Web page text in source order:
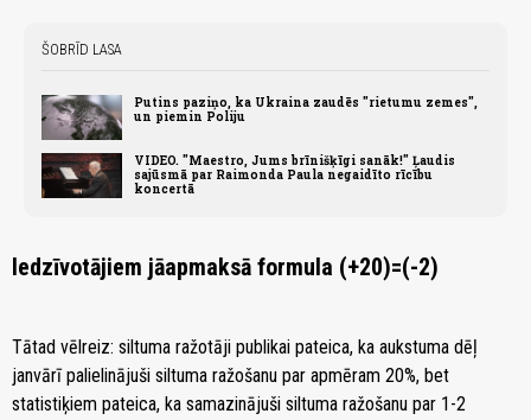
ŠOBRĪD LASA
Putins paziņo, ka Ukraina zaudēs "rietumu zemes",
un piemin Poliju
VIDEO. "Maestro, Jums brīnišķīgi sanāk!" Ļaudis
sajūsmā par Raimonda Paula negaidīto rīcību
koncertā
Iedzīvotājiem jāapmaksā formula (+20)=(-2)
Tātad vēlreiz: siltuma ražotāji publikai pateica, ka aukstuma dēļ
janvārī palielinājuši siltuma ražošanu par apmēram 20%, bet
statistiķiem pateica, ka samazinājuši siltuma ražošanu par 1-2